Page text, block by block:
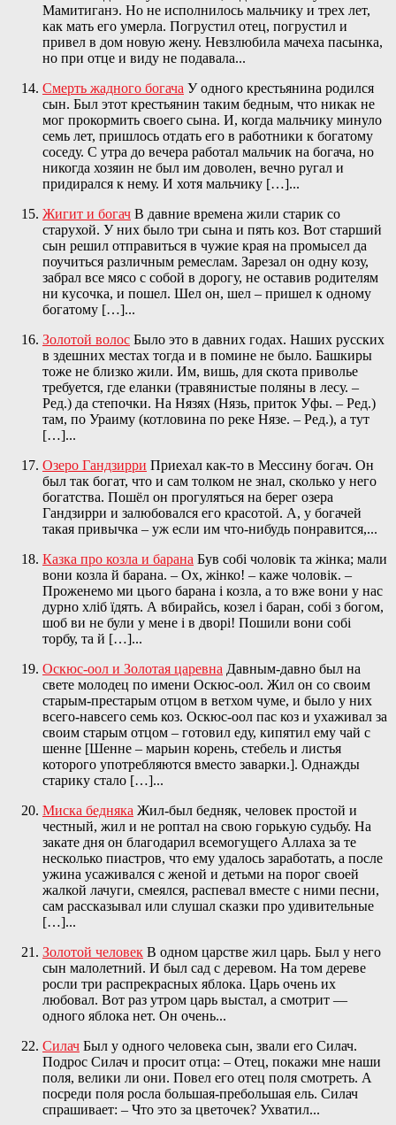
Мамитиганэ. Но не исполнилось мальчику и трех лет,
как мать его умерла. Погрустил отец, погрустил и
привел в дом новую жену. Невзлюбила мачеха пасынка,
но при отце и виду не подавала...
Смерть жадного богача У одного крестьянина родился
сын. Был этот крестьянин таким бедным, что никак не
мог прокормить своего сына. И, когда мальчику минуло
семь лет, пришлось отдать его в работники к богатому
соседу. С утра до вечера работал мальчик на богача, но
никогда хозяин не был им доволен, вечно ругал и
придирался к нему. И хотя мальчику […]...
Жигит и богач В давние времена жили старик со
старухой. У них было три сына и пять коз. Вот старший
сын решил отправиться в чужие края на промысел да
поучиться различным ремеслам. Зарезал он одну козу,
забрал все мясо с собой в дорогу, не оставив родителям
ни кусочка, и пошел. Шел он, шел – пришел к одному
богатому […]...
Золотой волос Было это в давних годах. Наших русских
в здешних местах тогда и в помине не было. Башкиры
тоже не близко жили. Им, вишь, для скота приволье
требуется, где еланки (травянистые поляны в лесу. –
Ред.) да степочки. На Нязях (Нязь, приток Уфы. – Ред.)
там, по Ураиму (котловина по реке Нязе. – Ред.), а тут
[…]...
Озеро Гандзирри Приехал как-то в Мессину богач. Он
был так богат, что и сам толком не знал, сколько у него
богатства. Пошёл он прогуляться на берег озера
Гандзирри и залюбовался его красотой. А, у богачей
такая привычка – уж если им что-нибудь понравится,...
Казка про козла и барана Був собі чоловік та жінка; мали
вони козла й барана. – Ох, жінко! – каже чоловік. –
Проженемо ми цього барана і козла, а то вже вони у нас
дурно хліб ïдять. А вбирайсь, козел і баран, собі з богом,
шоб ви не були у мене і в дворі! Пошили вони собі
торбу, та й […]...
Оскюс-оол и Золотая царевна Давным-давно был на
свете молодец по имени Оскюс-оол. Жил он со своим
старым-престарым отцом в ветхом чуме, и было у них
всего-навсего семь коз. Оскюс-оол пас коз и ухаживал за
своим старым отцом – готовил еду, кипятил ему чай с
шенне [Шенне – марьин корень, стебель и листья
которого употребляются вместо заварки.]. Однажды
старику стало […]...
Миска бедняка Жил-был бедняк, человек простой и
честный, жил и не роптал на свою горькую судьбу. На
закате дня он благодарил всемогущего Аллаха за те
несколько пиастров, что ему удалось заработать, а после
ужина усаживался с женой и детьми на порог своей
жалкой лачуги, смеялся, распевал вместе с ними песни,
сам рассказывал или слушал сказки про удивительные
[…]...
Золотой человек В одном царстве жил царь. Был у него
сын малолетний. И был сад с деревом. На том дереве
росли три распрекрасных яблока. Царь очень их
любовал. Вот раз утром царь выстал, а смотрит —
одного яблока нет. Он очень...
Силач Был у одного человека сын, звали его Силач.
Подрос Силач и просит отца: – Отец, покажи мне наши
поля, велики ли они. Повел его отец поля смотреть. А
посреди поля росла большая-пребольшая ель. Силач
спрашивает: – Что это за цветочек? Ухватил...